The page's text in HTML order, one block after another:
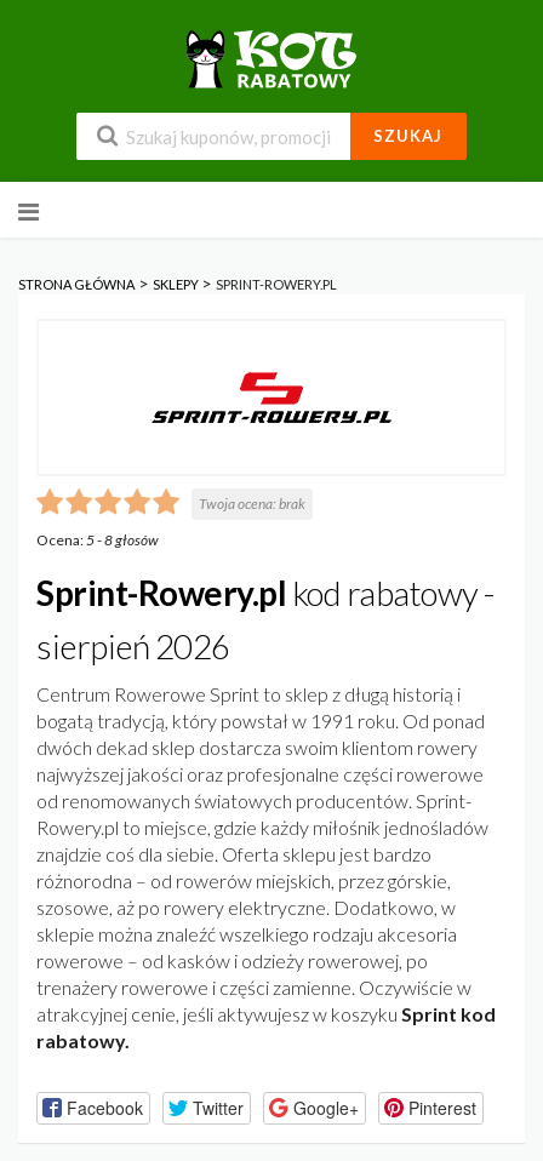
SZUKAJ
do
STRONA GŁÓWNA > SKLEPY > SPRINT-ROWERY.PL
Twoja ocena:brak
Ocena:5-8głosów
Sprint-Rowery.pl kod rabatowy -
sierpień 2026
Centrum Rowerowe Sprint to sklep z długą historią i
bogatą tradycją, który powstał w 1991 roku. Od ponad
dwóch dekad sklep dostarcza swoim klientom rowery
najwyższej jakości oraz profesjonalne części rowerowe
od renomowanych światowych producentów. Sprint-
Rowery.pl to miejsce, gdzie każdy miłośnik jednośladów
znajdzie coś dla siebie. Oferta sklepu jest bardzo
różnorodna – od rowerów miejskich, przez górskie,
szosowe, aż po rowery elektryczne. Dodatkowo, w
sklepie można znaleźć wszelkiego rodzaju akcesoria
rowerowe – od kasków i odzieży rowerowej, po
trenażery rowerowe i części zamienne. Oczywiście w
atrakcyjnej cenie, jeśli aktywujesz w koszyku Sprint kod
rabatowy.
Facebook Twitter Google+ Pinterest